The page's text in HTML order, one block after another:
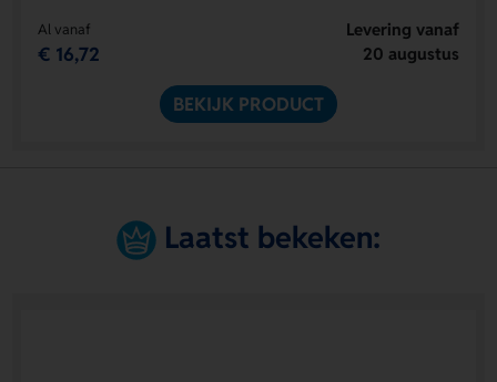
Al vanaf
€ 16,72
Levering vanaf
20 augustus
BEKIJK PRODUCT
Laatst bekeken: